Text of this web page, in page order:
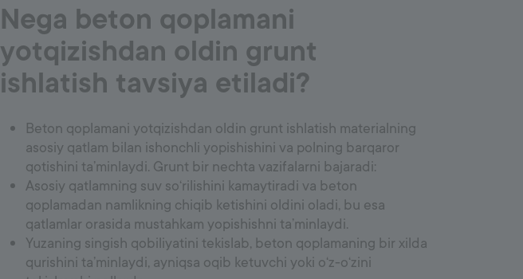
Nega beton qoplamani
yotqizishdan oldin grunt
ishlatish tavsiya etiladi?
Beton qoplamani yotqizishdan oldin grunt ishlatish materialning
asosiy qatlam bilan ishonchli yopishishini va polning barqaror
qotishini ta’minlaydi. Grunt bir nechta vazifalarni bajaradi:
Asosiy qatlamning suv so‘rilishini kamaytiradi va beton
qoplamadan namlikning chiqib ketishini oldini oladi, bu esa
qatlamlar orasida mustahkam yopishishni ta’minlaydi.
Yuzaning singish qobiliyatini tekislab, beton qoplamaning bir xilda
qurishini ta’minlaydi, ayniqsa oqib ketuvchi yoki o‘z-o‘zini